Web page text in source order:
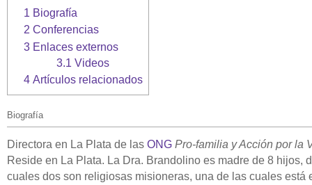
1 Biografía
2 Conferencias
3 Enlaces externos
3.1 Videos
4 Artículos relacionados
Biografía
Directora en La Plata de las ONG Pro-familia y Acción por la
Reside en La Plata. La Dra. Brandolino es madre de 8 hijos,
cuales dos son religiosas misioneras, una de las cuales está